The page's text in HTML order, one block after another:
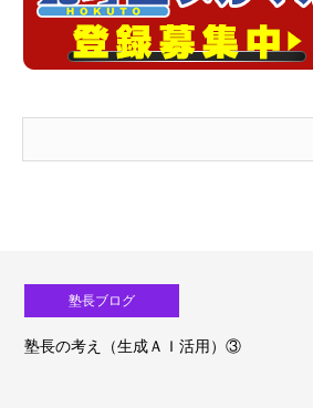
塾長ブログ
塾長の考え（生成ＡＩ活用）③